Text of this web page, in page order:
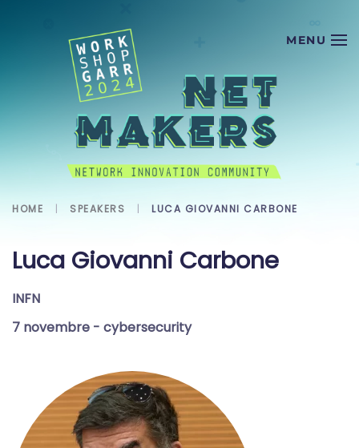
Skip to main content
HOME SPEAKERS LUCA GIOVANNI CARBONE
Luca Giovanni Carbone
INFN
7 novembre - cybersecurity